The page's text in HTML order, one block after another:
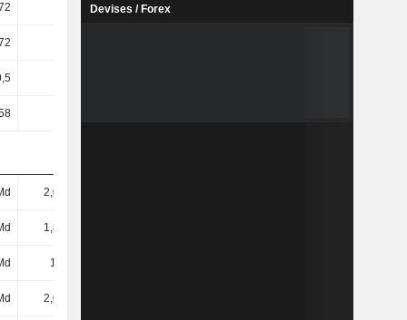
0,68
2,02 Md
1,81 Md
1,8 Md
2,09 Md
Devises / Forex